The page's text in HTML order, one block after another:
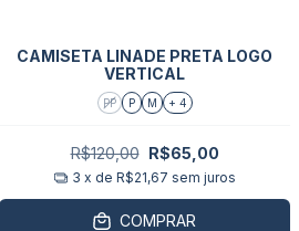
CAMISETA LINADE PRETA LOGO
VERTICAL
PP P M + 4
R$120,00 R$65,00
3 x de R$21,67 sem juros
COMPRAR